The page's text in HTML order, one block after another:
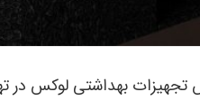
تجهیزات بهداشتی لوکس در